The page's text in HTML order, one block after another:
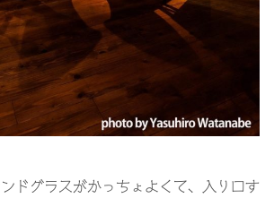
ドグラスがかっちょよくて、入り口す